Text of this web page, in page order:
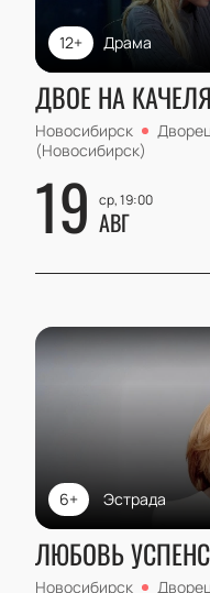
Драма
12+
ДВОЕ НА
Новосибирск
(Новосибирск)
19 ср, 19:00
АВГ
Эстрада
6+
ЛЮБОВЬ
Новосибирск